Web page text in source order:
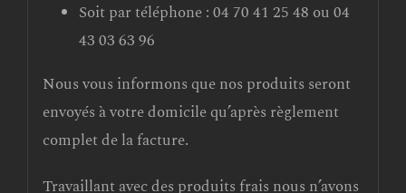
Soit par téléphone : 04 70 41 25 48 ou 04
43 03 63 96
Nous vous informons que nos produits seront
envoyés à votre domicile qu’après règlement
complet de la facture.
Travaillant avec des produits frais nous n’avons